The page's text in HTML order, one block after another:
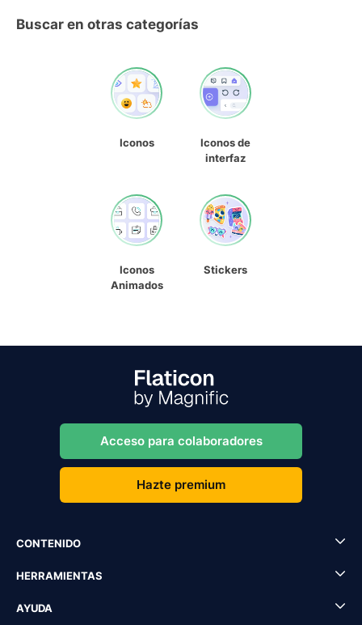
Buscar en otras categorías
Iconos
Iconos de
interfaz
Iconos
Animados
Stickers
Acceso para colaboradores
Hazte premium
CONTENIDO
HERRAMIENTAS
AYUDA